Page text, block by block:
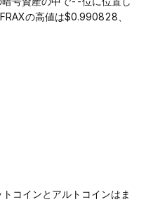
の高値は$0.990828、
コインとアルトコインはま